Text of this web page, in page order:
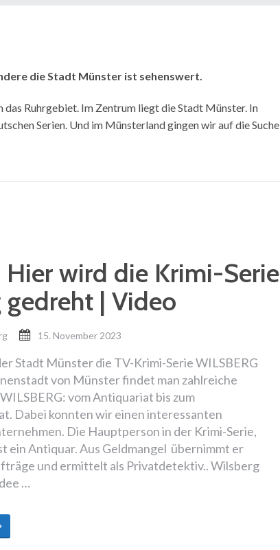
die Stadt Münster ist sehenswert.
das Ruhrgebiet. Im Zentrum liegt die Stadt Münster. In
Serien. Und im Münsterland gingen wir auf die Suche
Hier wird die Krimi-Serie
| Video
15. November 2023
Stadt Münster die TV-Krimi-Serie WILSBERG
von Münster findet man zahlreiche
vom Antiquariat bis zum
Dabei konnten wir einen interessanten
Die Hauptperson in der Krimi-Serie,
ein Antiquar. Aus Geldmangel übernimmt er
und ermittelt als Privatdetektiv.. Wilsberg
…